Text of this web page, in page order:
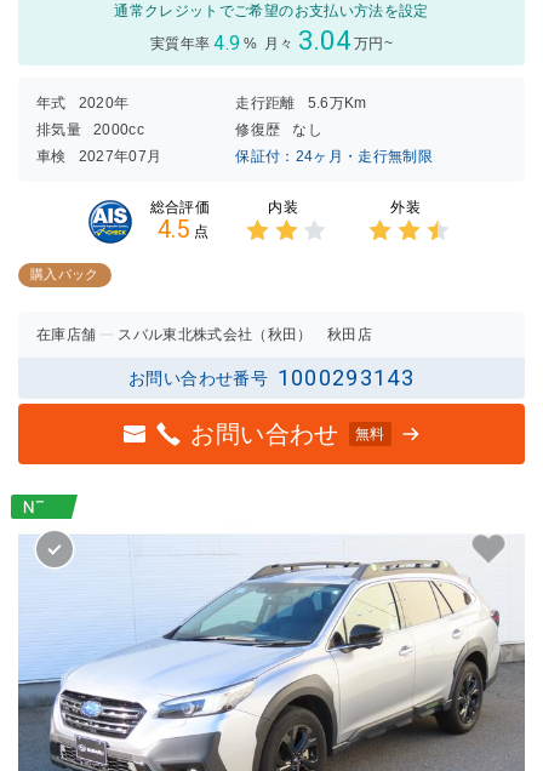
通常クレジットでご希望のお支払い方法を設定
実質年率 4.9 % 月々 3.04 万円~
年式 2020年 走行距離
5.6万Km
排気量
2000cc 修復歴
なし
車検
2027年07月 保証付：24ヶ月・走行無制限
総合評価
4.5 点
内装 外装
購入パック
在庫店舗 スバル東北株式会社（秋田） 秋田店
お問い合わせ番号 1000293143
お問い合わせ 無料